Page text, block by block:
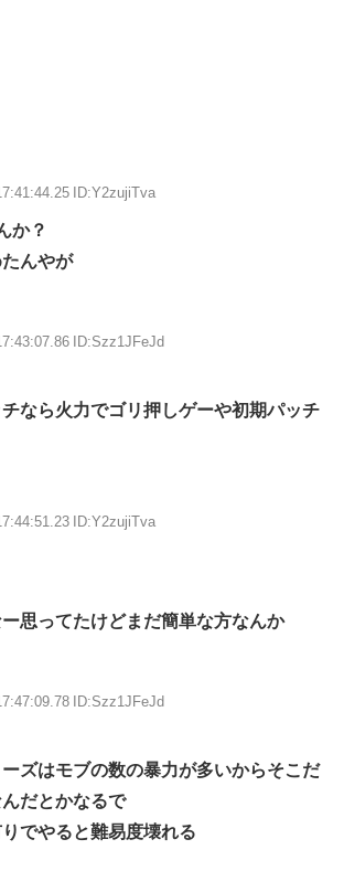
ID:Y2zujiTva
か？
んやが
ID:Szz1JFeJd
なら火力でゴリ押しゲーや初期パッチ
ID:Y2zujiTva
思ってたけどまだ簡単な方なんか
ID:Szz1JFeJd
ズはモブの数の暴力が多いからそこだ
だとかなるで
でやると難易度壊れる